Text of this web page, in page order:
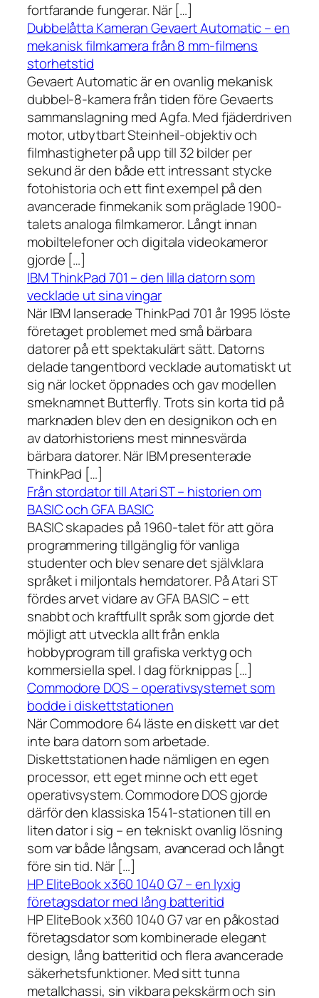
fortfarande fungerar. När […]
Dubbelåtta Kameran Gevaert Automatic – en
mekanisk filmkamera från 8 mm-filmens
storhetstid
Gevaert Automatic är en ovanlig mekanisk
dubbel-8-kamera från tiden före Gevaerts
sammanslagning med Agfa. Med fjäderdriven
motor, utbytbart Steinheil-objektiv och
filmhastigheter på upp till 32 bilder per
sekund är den både ett intressant stycke
fotohistoria och ett fint exempel på den
avancerade finmekanik som präglade 1900-
talets analoga filmkameror. Långt innan
mobiltelefoner och digitala videokameror
gjorde […]
IBM ThinkPad 701 – den lilla datorn som
vecklade ut sina vingar
När IBM lanserade ThinkPad 701 år 1995 löste
företaget problemet med små bärbara
datorer på ett spektakulärt sätt. Datorns
delade tangentbord vecklade automatiskt ut
sig när locket öppnades och gav modellen
smeknamnet Butterfly. Trots sin korta tid på
marknaden blev den en designikon och en
av datorhistoriens mest minnesvärda
bärbara datorer. När IBM presenterade
ThinkPad […]
Från stordator till Atari ST – historien om
BASIC och GFA BASIC
BASIC skapades på 1960-talet för att göra
programmering tillgänglig för vanliga
studenter och blev senare det självklara
språket i miljontals hemdatorer. På Atari ST
fördes arvet vidare av GFA BASIC – ett
snabbt och kraftfullt språk som gjorde det
möjligt att utveckla allt från enkla
hobbyprogram till grafiska verktyg och
kommersiella spel. I dag förknippas […]
Commodore DOS – operativsystemet som
bodde i diskettstationen
När Commodore 64 läste en diskett var det
inte bara datorn som arbetade.
Diskettstationen hade nämligen en egen
processor, ett eget minne och ett eget
operativsystem. Commodore DOS gjorde
därför den klassiska 1541-stationen till en
liten dator i sig – en tekniskt ovanlig lösning
som var både långsam, avancerad och långt
före sin tid. När […]
HP EliteBook x360 1040 G7 – en lyxig
företagsdator med lång batteritid
HP EliteBook x360 1040 G7 var en påkostad
företagsdator som kombinerade elegant
design, lång batteritid och flera avancerade
säkerhetsfunktioner. Med sitt tunna
metallchassi, sin vikbara pekskärm och sin